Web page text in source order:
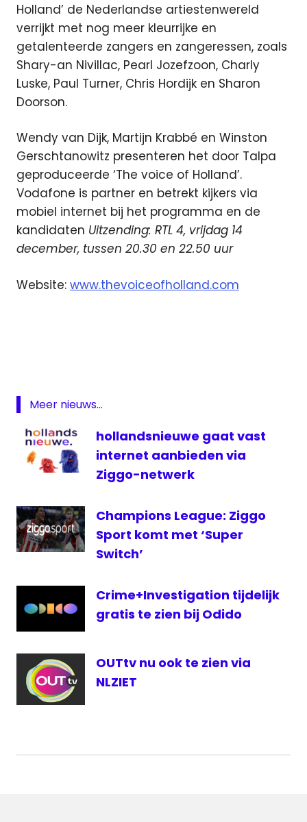
Holland’ de Nederlandse artiestenwereld
verrijkt met nog meer kleurrijke en
getalenteerde zangers en zangeressen, zoals
Shary-an Nivillac, Pearl Jozefzoon, Charly
Luske, Paul Turner, Chris Hordijk en Sharon
Doorson.
Wendy van Dijk, Martijn Krabbé en Winston
Gerschtanowitz presenteren het door Talpa
geproduceerde ‘The voice of Holland’.
Vodafone is partner en betrekt kijkers via
mobiel internet bij het programma en de
kandidaten Uitzending: RTL 4, vrijdag 14
december, tussen 20.30 en 22.50 uur
Website: www.thevoiceofholland.com
The
Voice
of
Meer nieuws...
hollandsnieuwe gaat vast
internet aanbieden via
Ziggo-netwerk
Champions League: Ziggo
Sport komt met ‘Super
Switch’
Crime+Investigation tijdelijk
gratis te zien bij Odido
OUTtv nu ook te zien via
NLZIET